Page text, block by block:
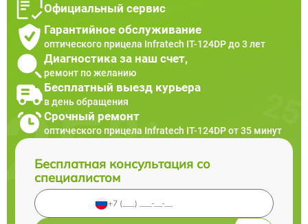
Официальный сервис
Гарантийное обслуживание
оптического прицела Infratech IT-124DP до 3 лет
Диагностика за наш счет,
ремонт по желанию
Бесплатный выезд курьера
в день обращения
Срочный ремонт
оптического прицела Infratech IT-124DP от 35 минут
Бесплатная консультация со
специалистом